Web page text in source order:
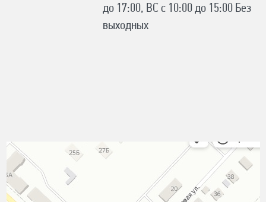
до 17:00, ВС с 10:00 до 15:00 Без
выходных